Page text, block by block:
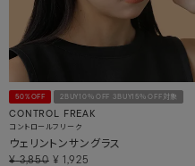
50%OFF 2BUY10％OFF 3BUY15％OFF対象
CONTROL FREAK
コントロールフリーク
ウェリントンサングラス
¥ 3,850 ¥ 1,925